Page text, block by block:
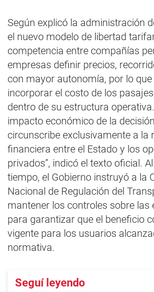
Según explicó la administración
el nuevo modelo de libertad
competencia entre compañías
empresas definir precios,
con mayor autonomía, por lo
incorporar el costo de los
dentro de su estructura operativa.
impacto económico de la
circunscribe exclusivamente a la
financiera entre el Estado y los
privados”, indicó el texto oficial.
tiempo, el Gobierno instruyó a la
Nacional de Regulación del
mantener los controles sobre las
para garantizar que el beneficio
vigente para los usuarios
normativa.
Seguí leyendo